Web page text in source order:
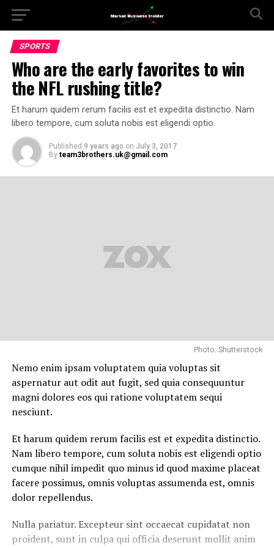
SPORTS
Who are the early favorites to win
the NFL rushing title?
Et harum quidem rerum facilis est et expedita distinctio. Nam
libero tempore, cum soluta nobis est eligendi optio.
Published 9 years ago on July 3, 2017
By team3brothers.uk@gmail.com
Photo: Shutterstock
Nemo enim ipsam voluptatem quia voluptas sit
aspernatur aut odit aut fugit, sed quia consequuntur
magni dolores eos qui ratione voluptatem sequi
nesciunt.
Et harum quidem rerum facilis est et expedita distinctio.
Nam libero tempore, cum soluta nobis est eligendi optio
cumque nihil impedit quo minus id quod maxime placeat
facere possimus, omnis voluptas assumenda est, omnis
dolor repellendus.
Nulla pariatur. Excepteur sint occaecat cupidatat non
proident, sunt in culpa qui officia deserunt mollit anim